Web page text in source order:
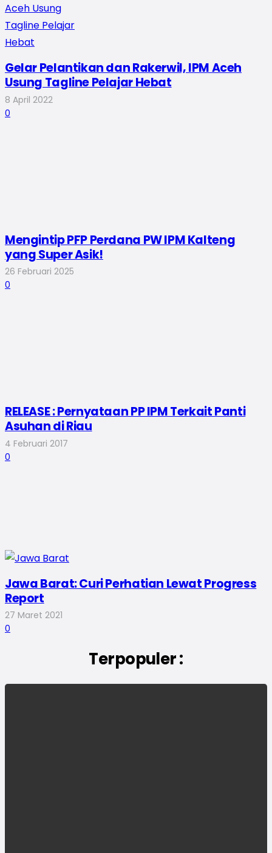
Gelar Pelantikan dan Rakerwil, IPM Aceh
Usung Tagline Pelajar Hebat
8 April 2022
0
Mengintip PFP Perdana PW IPM Kalteng
yang Super Asik!
26 Februari 2025
0
RELEASE : Pernyataan PP IPM Terkait Panti
Asuhan di Riau
4 Februari 2017
0
Jawa Barat: Curi Perhatian Lewat Progress
Report
27 Maret 2021
0
Terpopuler :